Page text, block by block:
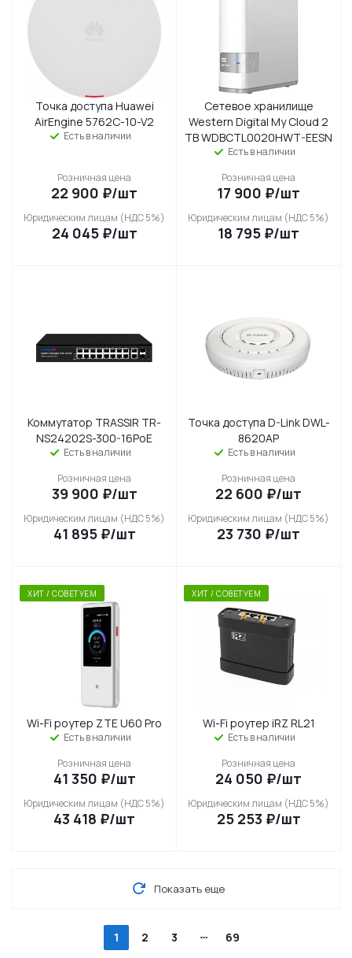
Точка доступа Huawei
AirEngine 5762C-10-V2
Есть в наличии
Розничная цена
22 900 ₽/шт
Юридическим лицам (НДС 5%)
24 045₽/шт
Сетевое хранилище
Western Digital My Cloud 2
TB WDBCTL0020HWT-EESN
Есть в наличии
Розничная цена
17 900 ₽/шт
Юридическим лицам (НДС 5%)
18 795 ₽/шт
Коммутатор TRASSIR TR-
NS24202S-300-16PoE
Есть в наличии
Розничная цена
39 900 ₽/шт
Юридическим лицам (НДС 5%)
41 895₽/шт
Точка доступа D-Link DWL-
8620AP
Есть в наличии
Розничная цена
22 600 ₽/шт
Юридическим лицам (НДС 5%)
23 730 ₽/шт
ХИТ / СОВЕТУЕМ
Wi-Fi роутер ZTE U60 Pro
Есть в наличии
Розничная цена
41 350 ₽/шт
Юридическим лицам (НДС 5%)
43 418 ₽/шт
ХИТ / СОВЕТУЕМ
Wi-Fi роутер iRZ RL21
Есть в наличии
Розничная цена
24 050 ₽/шт
Юридическим лицам (НДС 5%)
25 253 ₽/шт
Показать еще
1 2 3 69